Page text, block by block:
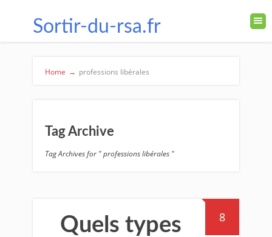
Sortir-du-rsa.fr
Home → professions libérales
Tag Archive
Tag Archives for " professions libérales "
8
Quels types